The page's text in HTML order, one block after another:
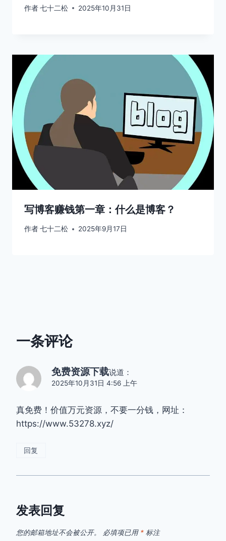
作者七十二松 2025年10月31日
写博客赚钱第一章：什么是博客？
作者七十二松 2025年9月17日
一条评论
免费资源下载说道：
2025年10月31日 4:56 上午
真免费！价值万元资源，不要一分钱，网址：
https://www.53278.xyz/
回复
发表回复
您的邮箱地址不会被公开。 必填项已用 * 标注